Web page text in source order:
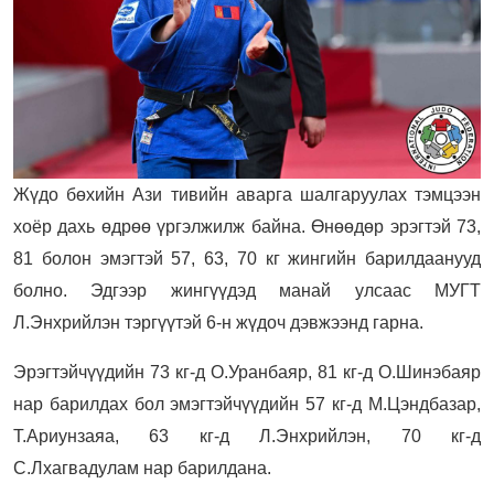
Жүдо бөхийн Ази тивийн аварга шалгаруулах тэмцээн
хоёр дахь өдрөө үргэлжилж байна. Өнөөдөр эрэгтэй 73,
81 болон эмэгтэй 57, 63, 70 кг жингийн барилдаанууд
болно. Эдгээр жингүүдэд манай улсаас МУГТ
Л.Энхрийлэн тэргүүтэй 6-н жүдоч дэвжээнд гарна.
Эрэгтэйчүүдийн 73 кг-д О.Уранбаяр, 81 кг-д О.Шинэбаяр
нар барилдах бол эмэгтэйчүүдийн 57 кг-д М.Цэндбазар,
Т.Ариунзаяа, 63 кг-д Л.Энхрийлэн, 70 кг-д
С.Лхагвадулам нар барилдана.